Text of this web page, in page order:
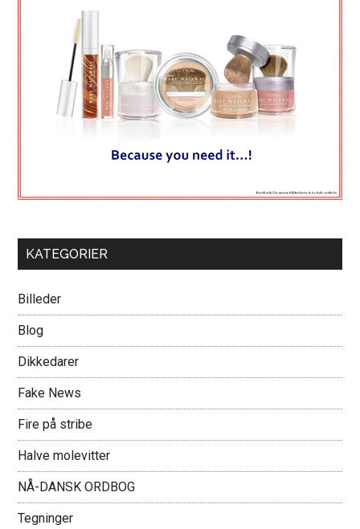
KATEGORIER
Billeder
Blog
Dikkedarer
Fake News
Fire på stribe
Halve molevitter
NÅ-DANSK ORDBOG
Tegninger